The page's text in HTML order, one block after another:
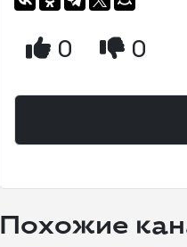
0 0
Похожие